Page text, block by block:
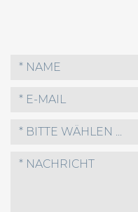
* BITTE WÄHLEN ...